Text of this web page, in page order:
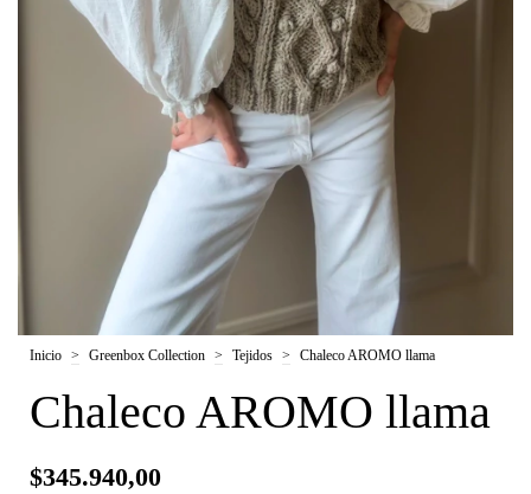
Inicio > Greenbox Collection > Tejidos > Chaleco AROMO llama
Chaleco AROMO llama
$345.940,00